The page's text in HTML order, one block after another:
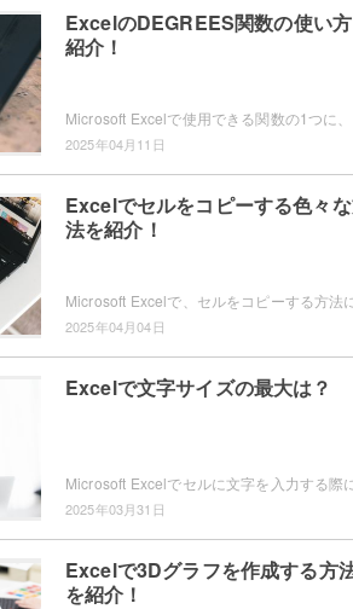
ExcelのDEGREES関数の使い
紹介！
2025年04月11日
Excelでセルをコピーする色々
法を紹介！
2025年04月04日
Excelで文字サイズの最大は？
2025年03月31日
Excelで3Dグラフを作成する方
を紹介！